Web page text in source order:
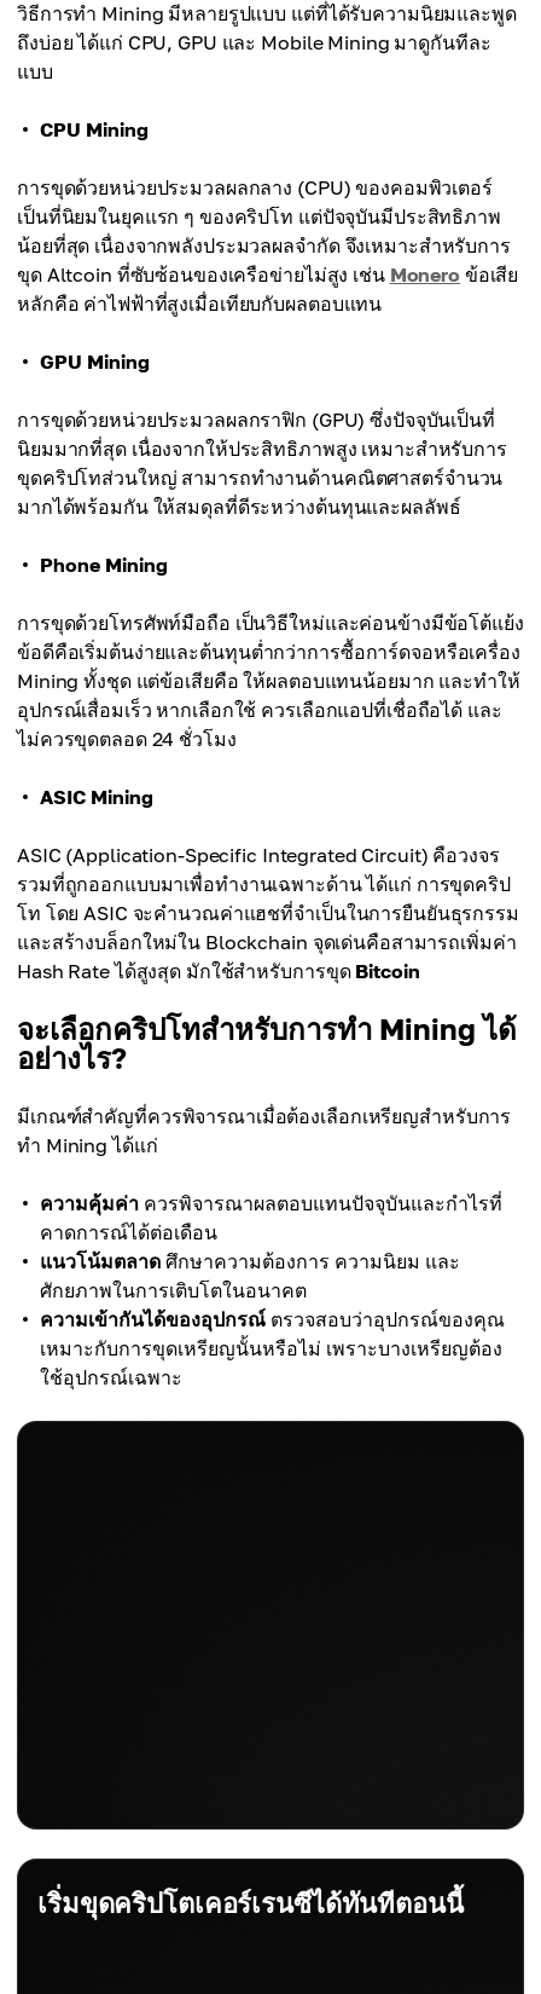
วิธีการทำ Mining มีหลายรูปแบบ แต่ที่ได้รับความนิยมและพูด
ถึงบ่อย ได้แก่ CPU, GPU และ Mobile Mining มาดูกันทีละ
แบบ
CPU Mining
การขุดด้วยหน่วยประมวลผลกลาง (CPU) ของคอมพิวเตอร์
เป็นที่นิยมในยุคแรก ๆ ของคริปโท แต่ปัจจุบันมีประสิทธิภาพ
น้อยที่สุด เนื่องจากพลังประมวลผลจำกัด จึงเหมาะสำหรับการ
ขุด Altcoin ที่ซับซ้อนของเครือข่ายไม่สูง เช่น Monero ข้อเสีย
หลักคือ ค่าไฟฟ้าที่สูงเมื่อเทียบกับผลตอบแทน
GPU Mining
การขุดด้วยหน่วยประมวลผลกราฟิก (GPU) ซึ่งปัจจุบันเป็นที่
นิยมมากที่สุด เนื่องจากให้ประสิทธิภาพสูง เหมาะสำหรับการ
ขุดคริปโทส่วนใหญ่ สามารถทำงานด้านคณิตศาสตร์จำนวน
มากได้พร้อมกัน ให้สมดุลที่ดีระหว่างต้นทุนและผลลัพธ์
Phone Mining
การขุดด้วยโทรศัพท์มือถือ เป็นวิธีใหม่และค่อนข้างมีข้อโต้แย้ง
ข้อดีคือเริ่มต้นง่ายและต้นทุนต่ำกว่าการซื้อการ์ดจอหรือเครื่อง
Mining ทั้งชุด แต่ข้อเสียคือ ให้ผลตอบแทนน้อยมาก และทำให้
อุปกรณ์เสื่อมเร็ว หากเลือกใช้ ควรเลือกแอปที่เชื่อถือได้ และ
ไม่ควรขุดตลอด 24 ชั่วโมง
ASIC Mining
ASIC (Application-Specific Integrated Circuit) คือวงจร
รวมที่ถูกออกแบบมาเพื่อทำงานเฉพาะด้าน ได้แก่ การขุดคริป
โท โดย ASIC จะคำนวณค่าแฮชที่จำเป็นในการยืนยันธุรกรรม
และสร้างบล็อกใหม่ใน Blockchain จุดเด่นคือสามารถเพิ่มค่า
Hash Rate ได้สูงสุด มักใช้สำหรับการขุด Bitcoin
จะเลือกคริปโทสำหรับการทำ Mining ได้
อย่างไร?
มีเกณฑ์สำคัญที่ควรพิจารณาเมื่อต้องเลือกเหรียญสำหรับการ
ทำ Mining ได้แก่
ความคุ้มค่า ควรพิจารณาผลตอบแทนปัจจุบันและกำไรที่
คาดการณ์ได้ต่อเดือน
แนวโน้มตลาด ศึกษาความต้องการ ความนิยม และ
ศักยภาพในการเติบโตในอนาคต
ความเข้ากันได้ของอุปกรณ์ ตรวจสอบว่าอุปกรณ์ของคุณ
เหมาะกับการขุดเหรียญนั้นหรือไม่ เพราะบางเหรียญต้อง
ใช้อุปกรณ์เฉพาะ
เริ่มขุดคริปโตเคอร์เรนซีได้ทันทีตอนนี้